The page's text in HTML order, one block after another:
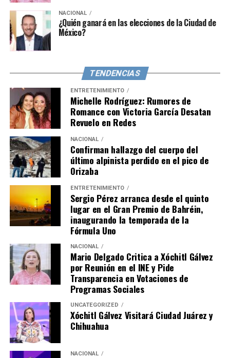
NACIONAL
¿Quién ganará en las elecciones de la Ciudad de
México?
TENDENCIAS
ENTRETENIMIENTO
Michelle Rodríguez: Rumores de
Romance con Victoria García Desatan
Revuelo en Redes
NACIONAL
Confirman hallazgo del cuerpo del
último alpinista perdido en el pico de
Orizaba
ENTRETENIMIENTO
Sergio Pérez arranca desde el quinto
lugar en el Gran Premio de Bahréin,
inaugurando la temporada de la
Fórmula Uno
NACIONAL
Mario Delgado Critica a Xóchitl Gálvez
por Reunión en el INE y Pide
Transparencia en Votaciones de
Programas Sociales
UNCATEGORIZED
Xóchitl Gálvez Visitará Ciudad Juárez y
Chihuahua
NACIONAL